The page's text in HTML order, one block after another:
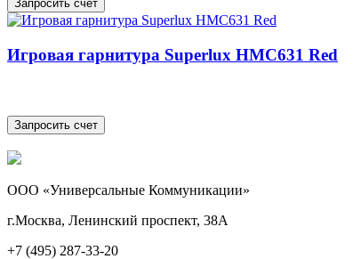
Игровая гарнитура Superlux HMC631 Red
ООО «Универсальные Коммуникации»
г.Москва, Ленинский проспект, 38А
+7 (495) 287-33-20